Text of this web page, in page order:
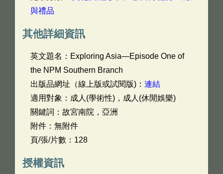
與禮品
其他詳細資訊
英文題名： Exploring Asia—Episode One of
the NPM Southern Branch
出版品網址（線上版或試閱版)： 連結
適用對象：成人(學術性)，成人(休閒娛樂)
關鍵詞：故宮南院，亞洲
附件：無附件
頁/張/片數：128
授權資訊